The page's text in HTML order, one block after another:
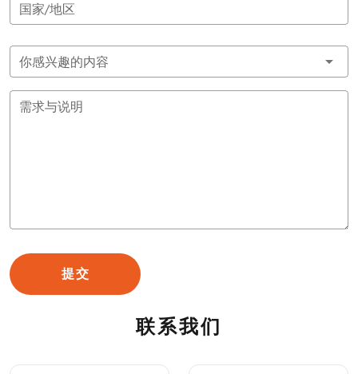
国家/地区
你感兴趣的内容
需求与说明
提交
联系我们